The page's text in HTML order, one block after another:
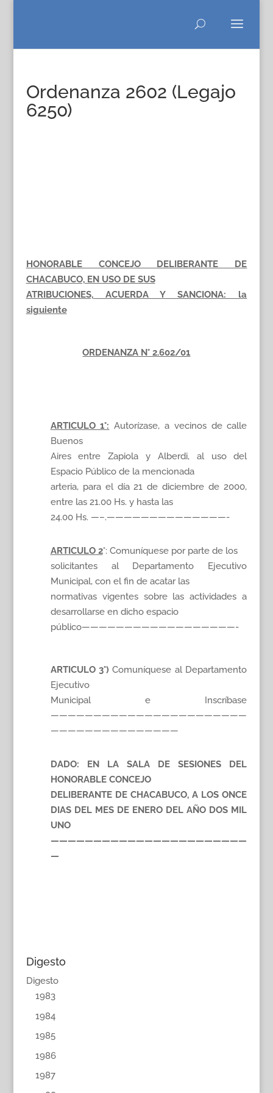
Ordenanza 2602 (Legajo
6250)
HONORABLE CONCEJO DELIBERANTE DE
CHACABUCO, EN USO DE SUS
ATRIBUCIONES, ACUERDA Y SANCIONA: la
siguiente
ORDENANZA N° 2.602/01
ARTICULO 1°: Autorízase, a vecinos de calle
Buenos
Aires entre Zapiola y Alberdi, al uso del
Espacio Público de la mencionada
arteria, para el día 21 de diciembre de 2000,
entre las 21.00 Hs. y hasta las
24.00 Hs. —–.——————————————-
ARTICULO 2°: Comuníquese por parte de los
solicitantes al Departamento Ejecutivo
Municipal, con el fin de acatar las
normativas vigentes sobre las actividades a
desarrollarse en dicho espacio
público——————————————————-
ARTICULO 3°) Comuníquese al Departamento
Ejecutivo
Municipal e Inscríbase
———————————————————————
———————————————
DADO: EN LA SALA DE SESIONES DEL
HONORABLE CONCEJO
DELIBERANTE DE CHACABUCO, A LOS ONCE
DIAS DEL MES DE ENERO DEL AÑO DOS MIL
UNO
———————————————————————
—
Digesto
Digesto
1983
1984
1985
1986
1987